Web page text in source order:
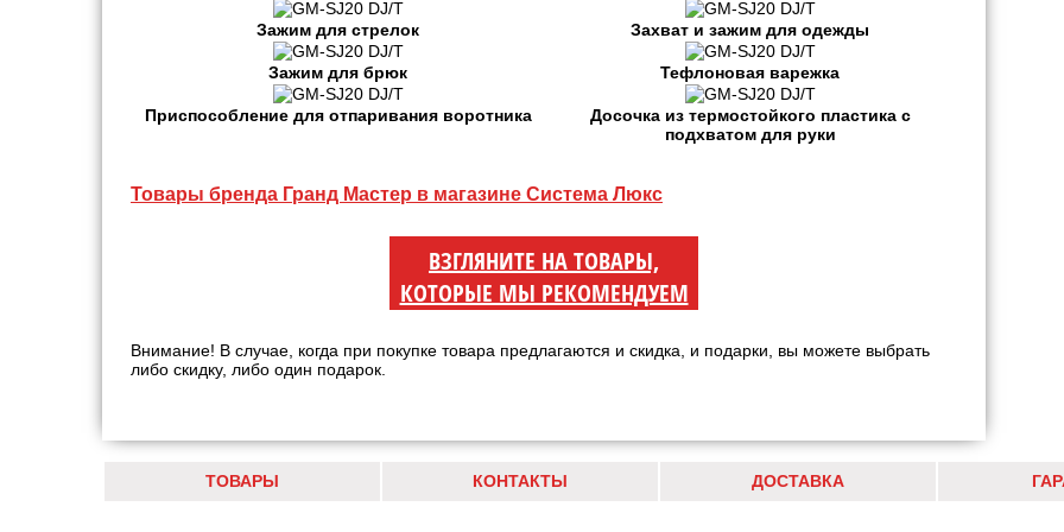
Зажим для стрелок Захват и зажим для одежды
Зажим для брюк Тефлоновая варежка
Приспособление для отпаривания воротника
Досочка из термостойкого пластика с
подхватом для руки
Товары бренда Гранд Мастер в магазине Система Люкс
ВЗГЛЯНИТЕ НА ТОВАРЫ,
КОТОРЫЕ МЫ РЕКОМЕНДУЕМ
Внимание! В случае, когда при покупке товара предлагаются и скидка, и подарки, вы можете выбрать
либо скидку, либо один подарок.
ТОВАРЫ КОНТАКТЫ ДОСТАВКА